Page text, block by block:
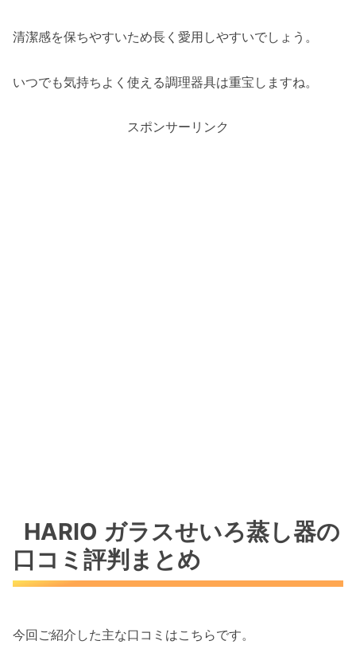
清潔感を保ちやすいため長く愛用しやすいでしょう。
いつでも気持ちよく使える調理器具は重宝しますね。
スポンサーリンク
HARIO ガラスせいろ蒸し器の
口コミ評判まとめ
今回ご紹介した主な口コミはこちらです。